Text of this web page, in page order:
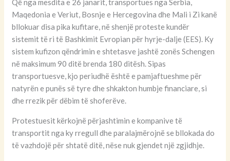
Që nga mesdita e 26 janarit, transportues nga Serbia,
Maqedonia e Veriut, Bosnje e Hercegovina dhe Mali i Zi kanë
bllokuar disa pika kufitare, në shenjë proteste kundër
sistemit të ri të Bashkimit Evropian për hyrje-dalje (EES). Ky
sistem kufizon qëndrimin e shtetasve jashtë zonës Schengen
në maksimum 90 ditë brenda 180 ditësh. Sipas
transportuesve, kjo periudhë është e pamjaftueshme për
natyrën e punës së tyre dhe shkakton humbje financiare, si
dhe rrezik për dëbim të shoferëve.
Protestuesit kërkojnë përjashtimin e kompanive të
transportit nga ky rregull dhe paralajmërojnë se bllokada do
të vazhdojë për shtatë ditë, nëse nuk gjendet një zgjidhje.